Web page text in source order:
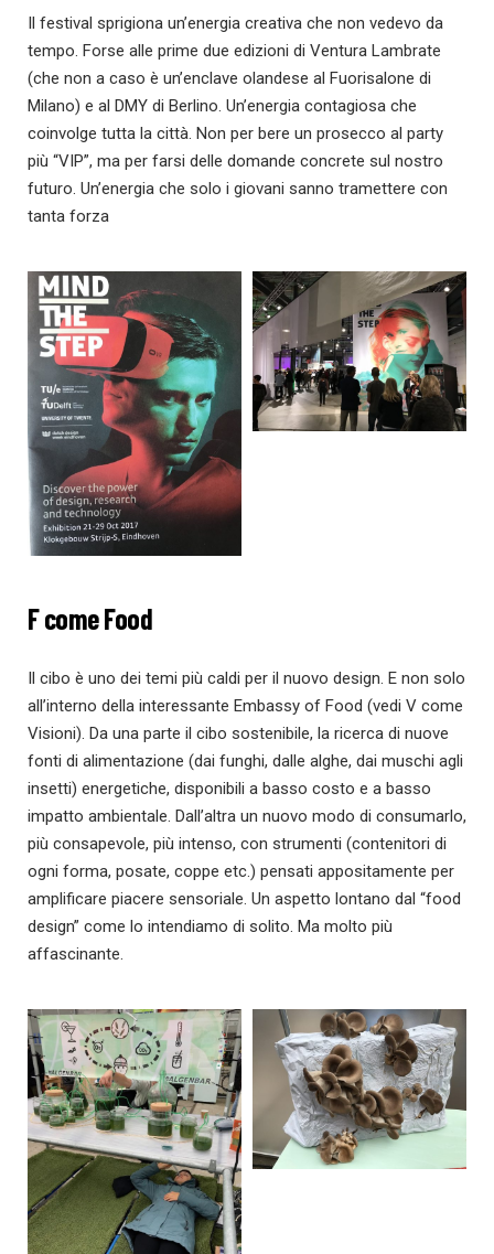
Il festival sprigiona un’energia creativa che non vedevo da
tempo. Forse alle prime due edizioni di Ventura Lambrate
(che non a caso è un’enclave olandese al Fuorisalone di
Milano) e al DMY di Berlino. Un’energia contagiosa che
coinvolge tutta la città. Non per bere un prosecco al party
più “VIP”, ma per farsi delle domande concrete sul nostro
futuro. Un’energia che solo i giovani sanno tramettere con
tanta forza
F come Food
Il cibo è uno dei temi più caldi per il nuovo design. E non solo
all’interno della interessante Embassy of Food (vedi V come
Visioni). Da una parte il cibo sostenibile, la ricerca di nuove
fonti di alimentazione (dai funghi, dalle alghe, dai muschi agli
insetti) energetiche, disponibili a basso costo e a basso
impatto ambientale. Dall’altra un nuovo modo di consumarlo,
più consapevole, più intenso, con strumenti (contenitori di
ogni forma, posate, coppe etc.) pensati appositamente per
amplificare piacere sensoriale. Un aspetto lontano dal “food
design” come lo intendiamo di solito. Ma molto più
affascinante.